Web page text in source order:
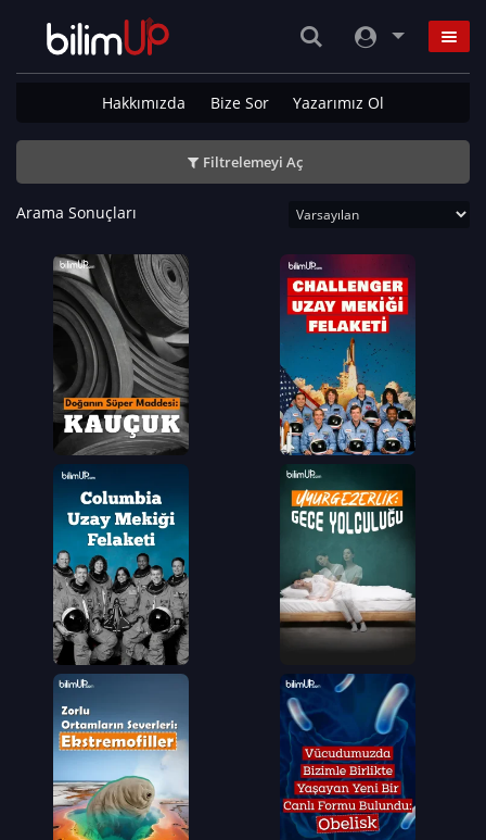
Hakkımızda Bize Sor Yazarımız Ol
Filtrelemeyi Aç
Arama Sonuçları